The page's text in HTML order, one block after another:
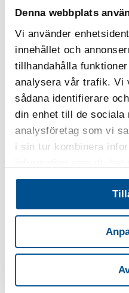
Denna webbplats
Vi använder
innehållet och
tillhandahålla
analysera vår trafik. Vi
sådana identifierare
din enhet till de sociala
analysföretag som vi
i sin tur kombinera
har samlat in när du
Bengt Banck
Vice President, Group
Autoliv